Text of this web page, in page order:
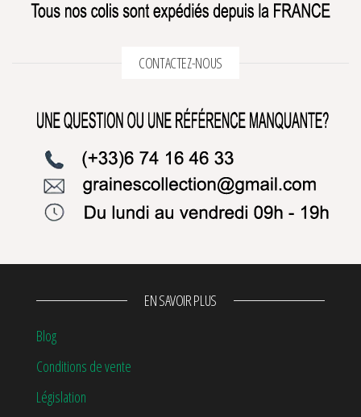
CONTACTEZ-NOUS
EN SAVOIR PLUS
Blog
Conditions de vente
Législation